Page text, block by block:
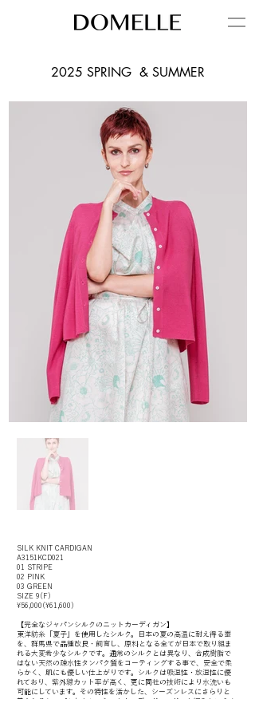
2025 SPRING & SUMMER
SILK KNIT CARDIGAN
A3151KCD021
01 STRIPE
02 PINK
03 GREEN
SIZE 9(F)
¥56,000(¥61,600)
【完全なジャパンシルクのニットカーディガン】
東洋紡糸「夏子」を使用したシルク。日本の夏の高温に耐え得る蚕
を、群馬県で品種改良・飼育し、原料となる全てが日本で取り組ま
れる大変希少なシルクです。通常のシルクとは異なり、合成樹脂で
はない天然の疎水性タンパク質をコーティングする事で、安全で柔
らかく、肌にも優しい仕上がりです。シルクは吸湿性・放湿性に優
れており、紫外線カット率が高く、更に同社の技術により水洗いも
可能にしています。その特性を活かした、シーズンレスにさらりと
着られるシンプルなクルーネックカーディガン。ガータ編みという立